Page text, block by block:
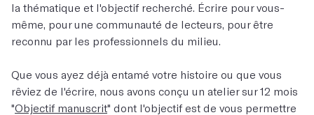
la thématique et l'objectif recherché. Écrire pour vous-
même, pour une communauté de lecteurs, pour être
reconnu par les professionnels du milieu.
Que vous ayez déjà entamé votre histoire ou que vous
rêviez de l'écrire, nous avons conçu un atelier sur 12 mois
"Objectif manuscrit" dont l'objectif est de vous permettre